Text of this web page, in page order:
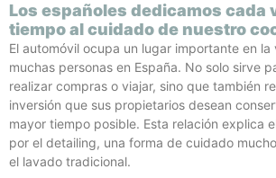
Los españoles dedicamos cada
tiempo al cuidado de nuestro
El automóvil ocupa un lugar importante en
muchas personas en España. No solo sirve
realizar compras o viajar, sino que también
inversión que sus propietarios desean
mayor tiempo posible. Esta relación explica
por el detailing, una forma de cuidado
el lavado tradicional.